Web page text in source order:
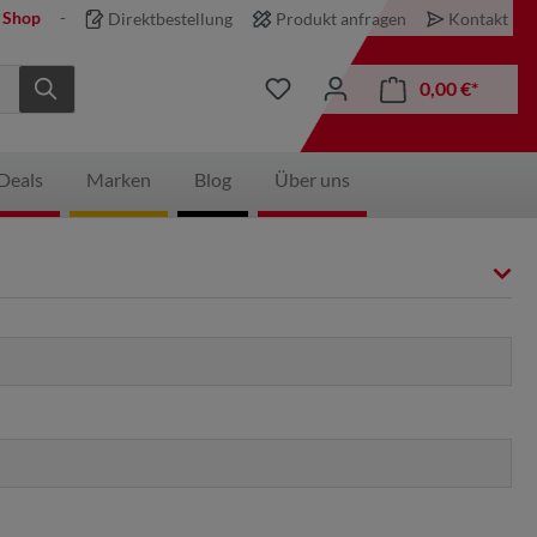
Direktbestellung Produkt anfragen Kontakt
0,00 €*
Marken Blog Über uns